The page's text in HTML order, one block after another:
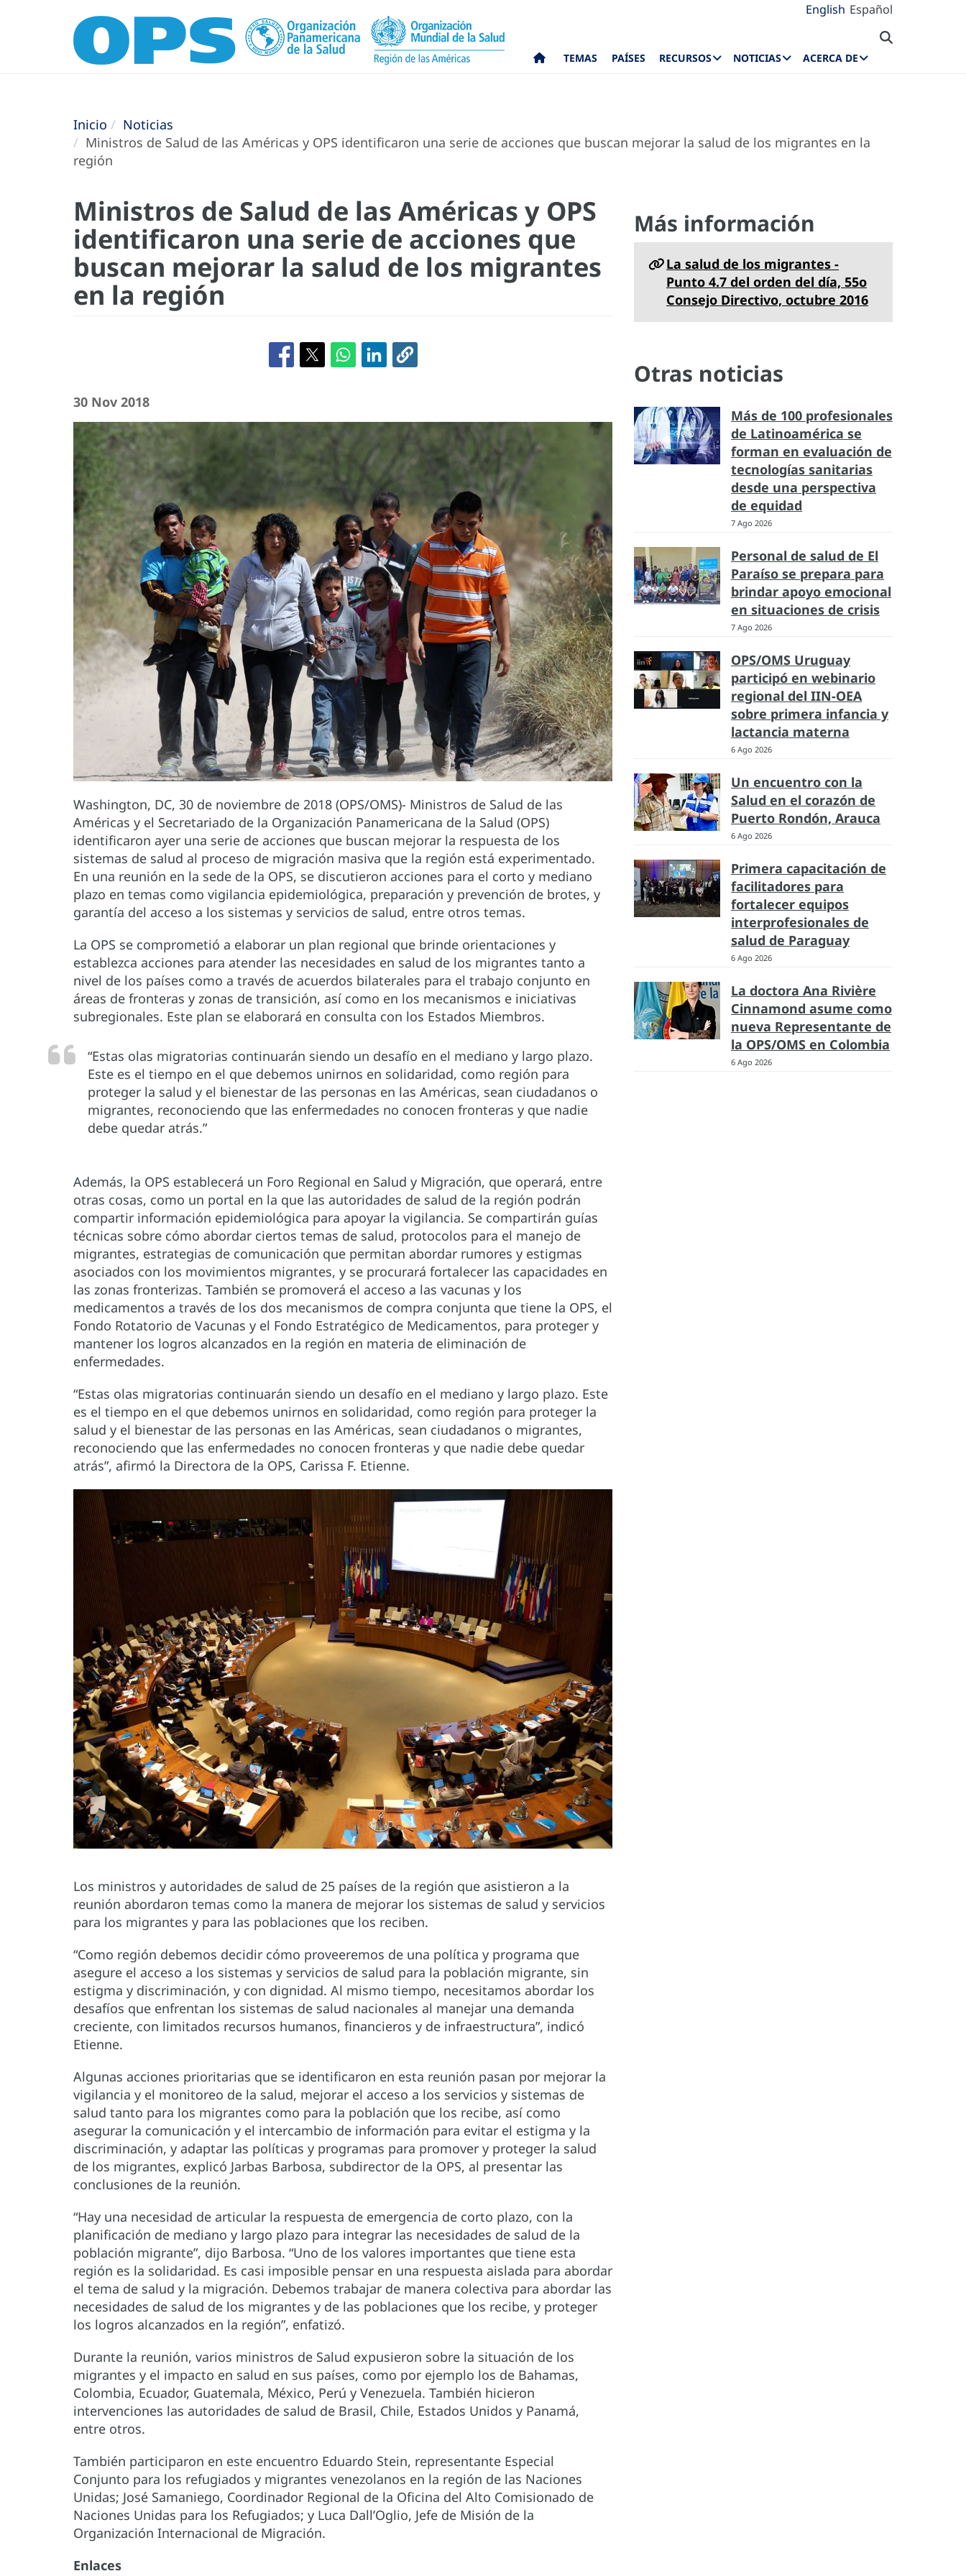
English Español
TEMAS PAÍSES RECURSOS NOTICIAS ACERCA DE
Inicio
Noticias
Ministros de Salud de las Américas y OPS identificaron una serie de acciones que buscan mejorar la salud de los migrantes en la
región
Ministros de Salud de las Américas y OPS
identificaron una serie de acciones que
buscan mejorar la salud de los migrantes
en la región
30 Nov 2018
Washington, DC, 30 de noviembre de 2018 (OPS/OMS)- Ministros de Salud de las
Américas y el Secretariado de la Organización Panamericana de la Salud (OPS)
identificaron ayer una serie de acciones que buscan mejorar la respuesta de los
sistemas de salud al proceso de migración masiva que la región está experimentado.
En una reunión en la sede de la OPS, se discutieron acciones para el corto y mediano
plazo en temas como vigilancia epidemiológica, preparación y prevención de brotes, y
garantía del acceso a los sistemas y servicios de salud, entre otros temas.
La OPS se comprometió a elaborar un plan regional que brinde orientaciones y
establezca acciones para atender las necesidades en salud de los migrantes tanto a
nivel de los países como a través de acuerdos bilaterales para el trabajo conjunto en
áreas de fronteras y zonas de transición, así como en los mecanismos e iniciativas
subregionales. Este plan se elaborará en consulta con los Estados Miembros.
“Estas olas migratorias continuarán siendo un desafío en el mediano y largo plazo.
Este es el tiempo en el que debemos unirnos en solidaridad, como región para
proteger la salud y el bienestar de las personas en las Américas, sean ciudadanos o
migrantes, reconociendo que las enfermedades no conocen fronteras y que nadie
debe quedar atrás.”
Además, la OPS establecerá un Foro Regional en Salud y Migración, que operará, entre
otras cosas, como un portal en la que las autoridades de salud de la región podrán
compartir información epidemiológica para apoyar la vigilancia. Se compartirán guías
técnicas sobre cómo abordar ciertos temas de salud, protocolos para el manejo de
migrantes, estrategias de comunicación que permitan abordar rumores y estigmas
asociados con los movimientos migrantes, y se procurará fortalecer las capacidades en
las zonas fronterizas. También se promoverá el acceso a las vacunas y los
medicamentos a través de los dos mecanismos de compra conjunta que tiene la OPS, el
Fondo Rotatorio de Vacunas y el Fondo Estratégico de Medicamentos, para proteger y
mantener los logros alcanzados en la región en materia de eliminación de
enfermedades.
“Estas olas migratorias continuarán siendo un desafío en el mediano y largo plazo. Este
es el tiempo en el que debemos unirnos en solidaridad, como región para proteger la
salud y el bienestar de las personas en las Américas, sean ciudadanos o migrantes,
reconociendo que las enfermedades no conocen fronteras y que nadie debe quedar
atrás”, afirmó la Directora de la OPS, Carissa F. Etienne.
Los ministros y autoridades de salud de 25 países de la región que asistieron a la
reunión abordaron temas como la manera de mejorar los sistemas de salud y servicios
para los migrantes y para las poblaciones que los reciben.
“Como región debemos decidir cómo proveeremos de una política y programa que
asegure el acceso a los sistemas y servicios de salud para la población migrante, sin
estigma y discriminación, y con dignidad. Al mismo tiempo, necesitamos abordar los
desafíos que enfrentan los sistemas de salud nacionales al manejar una demanda
creciente, con limitados recursos humanos, financieros y de infraestructura”, indicó
Etienne.
Algunas acciones prioritarias que se identificaron en esta reunión pasan por mejorar la
vigilancia y el monitoreo de la salud, mejorar el acceso a los servicios y sistemas de
salud tanto para los migrantes como para la población que los recibe, así como
asegurar la comunicación y el intercambio de información para evitar el estigma y la
discriminación, y adaptar las políticas y programas para promover y proteger la salud
de los migrantes, explicó Jarbas Barbosa, subdirector de la OPS, al presentar las
conclusiones de la reunión.
“Hay una necesidad de articular la respuesta de emergencia de corto plazo, con la
planificación de mediano y largo plazo para integrar las necesidades de salud de la
población migrante”, dijo Barbosa. “Uno de los valores importantes que tiene esta
región es la solidaridad. Es casi imposible pensar en una respuesta aislada para abordar
el tema de salud y la migración. Debemos trabajar de manera colectiva para abordar las
necesidades de salud de los migrantes y de las poblaciones que los recibe, y proteger
los logros alcanzados en la región”, enfatizó.
Durante la reunión, varios ministros de Salud expusieron sobre la situación de los
migrantes y el impacto en salud en sus países, como por ejemplo los de Bahamas,
Colombia, Ecuador, Guatemala, México, Perú y Venezuela. También hicieron
intervenciones las autoridades de salud de Brasil, Chile, Estados Unidos y Panamá,
entre otros.
También participaron en este encuentro Eduardo Stein, representante Especial
Conjunto para los refugiados y migrantes venezolanos en la región de las Naciones
Unidas; José Samaniego, Coordinador Regional de la Oficina del Alto Comisionado de
Naciones Unidas para los Refugiados; y Luca Dall’Oglio, Jefe de Misión de la
Organización Internacional de Migración.
Enlaces
Más información
La salud de los migrantes -
Punto 4.7 del orden del día, 55o
Consejo Directivo, octubre 2016
Otras noticias
Más de 100 profesionales
de Latinoamérica se
forman en evaluación de
tecnologías sanitarias
desde una perspectiva
de equidad
7 Ago 2026
Personal de salud de El
Paraíso se prepara para
brindar apoyo emocional
en situaciones de crisis
7 Ago 2026
OPS/OMS Uruguay
participó en webinario
regional del IIN-OEA
sobre primera infancia y
lactancia materna
6 Ago 2026
Un encuentro con la
Salud en el corazón de
Puerto Rondón, Arauca
6 Ago 2026
Primera capacitación de
facilitadores para
fortalecer equipos
interprofesionales de
salud de Paraguay
6 Ago 2026
La doctora Ana Rivière
Cinnamond asume como
nueva Representante de
la OPS/OMS en Colombia
6 Ago 2026